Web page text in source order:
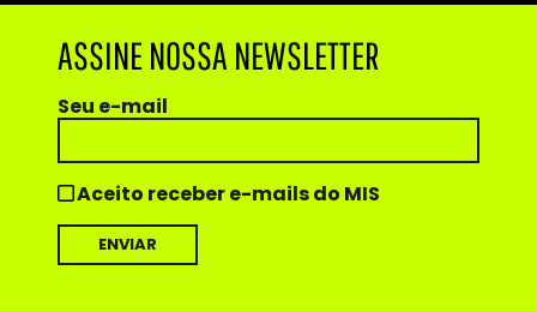
ASSINE NOSSA NEWSLETTER
Seu e-mail
Aceito receber e-mails do MIS